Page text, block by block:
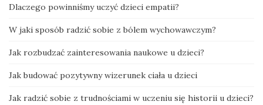
Dlaczego powinniśmy uczyć dzieci empatii?
W jaki sposób radzić sobie z bólem wychowawczym?
Jak rozbudzać zainteresowania naukowe u dzieci?
Jak budować pozytywny wizerunek ciała u dzieci
Jak radzić sobie z trudnościami w uczeniu się historii u dzieci?